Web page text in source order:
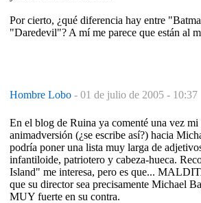
Por cierto, ¿qué diferencia hay entre
"Daredevil"? A mí me parece que están al
Hombre Lobo - 01 de julio de 2005 - 10:37
En el blog de Ruina ya comenté una vez mi
animadversión (¿se escribe así?) hacia
podría poner una lista muy larga de
infantiloide, patriotero y cabeza-hueca.
Island" me interesa, pero es que...
que su director sea precisamente Michael
MUY fuerte en su contra.